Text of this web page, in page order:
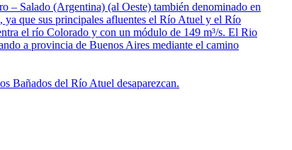
– Salado (Argentina) (al Oeste) también denominado en
que sus principales afluentes el Río Atuel y el Río
el río Colorado y con un módulo de 149 m³/s. El Rio
a provincia de Buenos Aires mediante el camino
Bañados del Río Atuel desaparezcan.